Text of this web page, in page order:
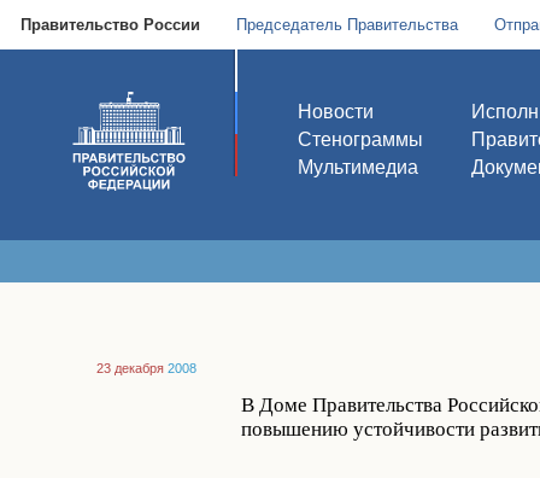
Правительство России Председатель Правительства
Новости
Стенограммы
Мультимедиа
23 декабря 2008
В Доме Правительства
повышению устойчивости